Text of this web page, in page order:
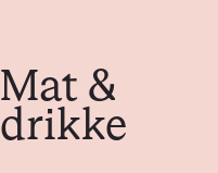
Mat &
drikke